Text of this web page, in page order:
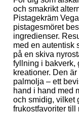
och smakrikt
Pistagekräm
pistagesmöret
ingredienser.
med en autentisk
på en skiva
fyllning i bakverk,
kreationer. Den
palmolja – ett
hand i hand med
och smidig, vilket
frukostfavoriter till